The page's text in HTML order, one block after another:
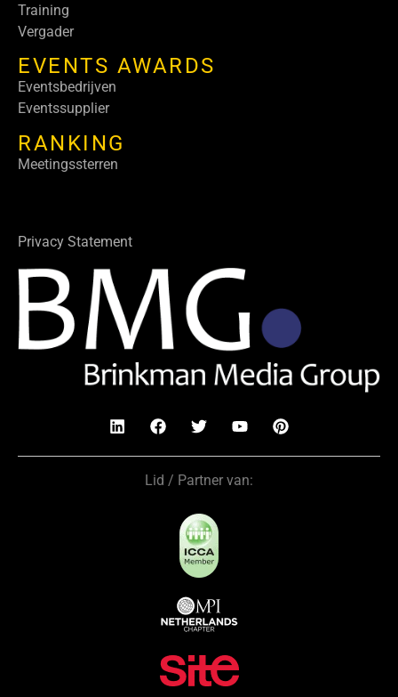
Training
Vergader
EVENTS AWARDS
Eventsbedrijven
Eventssupplier
RANKING
Meetingssterren
Privacy Statement
Lid / Partner van: